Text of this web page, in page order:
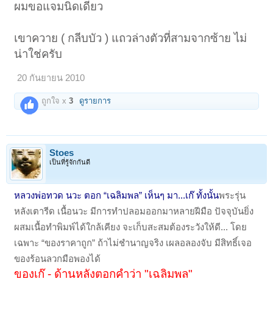
ผมขอแจมนิดเดียว
เขาควาย ( กลีบบัว ) แถวล่างตัวที่สามจากซ้าย ไม่
น่าใช่ครับ
20 กันยายน 2010
ถูกใจ x3 ดูรายการ
Stoes
เป็นที่รู้จักกันดี
หลวงพ่อทวด นวะ ตอก “เฉลิมพล” เห็นๆ มา...เก๊ ทั้งนั้นพระรุ่น
หลังเตารีด เนื้อนวะ มีการทำปลอมออกมาหลายฝีมือ ปัจจุบันยิ่ง
ผสมเนื้อทำพิมพ์ได้ใกล้เคียง จะเก็บสะสมต้องระวังให้ดี... โดย
เฉพาะ “ของราคาถูก” ถ้าไม่ชำนาญจริง เผลอลองจับ มีสิทธิ์เจอ
ของร้อนลวกมือพองได้
ของเก๊ - ด้านหลังตอกคำว่า "เฉลิมพล"